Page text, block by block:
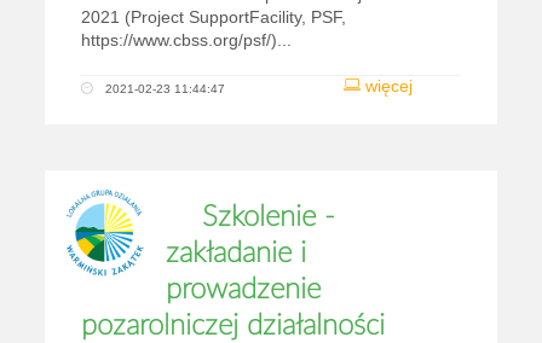
2021 (Project SupportFacility, PSF,
https://www.cbss.org/psf/)...
więcej
2021-02-23 11:44:47
Szkolenie -
zakładanie i
prowadzenie
pozarolniczej działalności